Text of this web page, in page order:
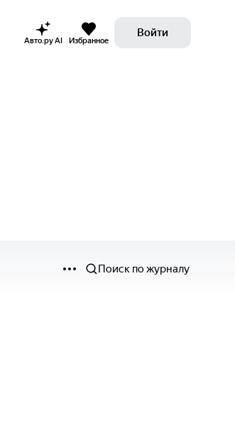
Авто.ру AI Избранное
Войти
Поиск по журналу